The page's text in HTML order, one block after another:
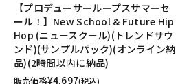
【プロデューサーループスサマーセ
ール！】New School & Future Hip
Hop (ニュースクール)(トレンドサウ
ンド)(サンプルパック)(オンライン納
品)(2時間以内に納品)
販売価格¥4,697(税込)